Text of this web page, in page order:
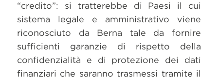
“credito”: si tratterebbe di Paesi il cui
sistema legale e amministrativo viene
riconosciuto da Berna tale da fornire
sufficienti garanzie di rispetto della
confidenzialità e di protezione dei dati
finanziari che saranno trasmessi tramite il